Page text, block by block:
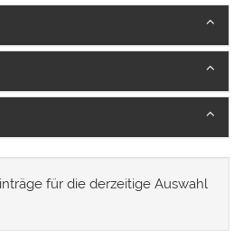
für die derzeitige Auswahl